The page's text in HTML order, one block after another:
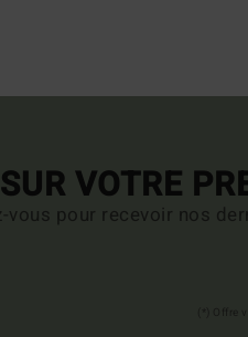
VOTRE
vous pour recevoir nos